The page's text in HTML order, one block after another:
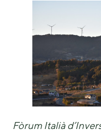
Fòrum Italià